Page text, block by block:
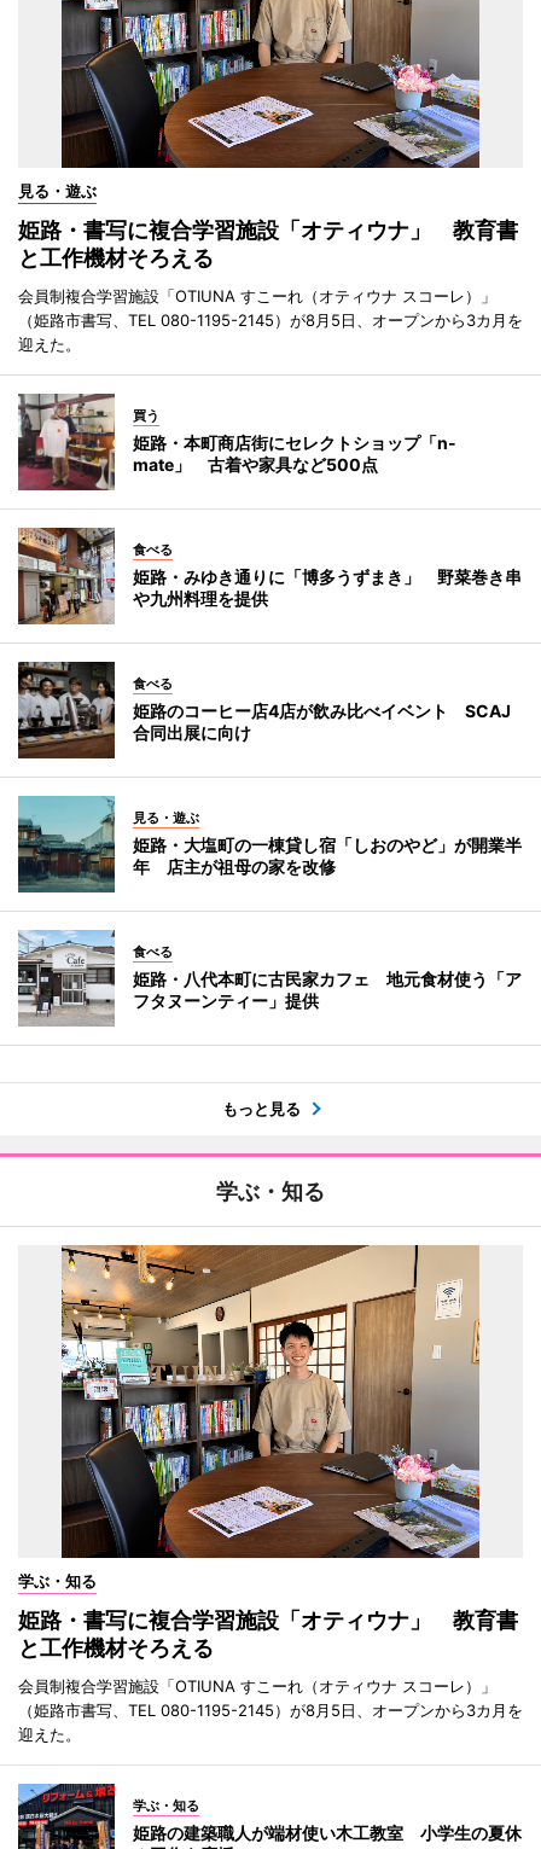
見る・遊ぶ
姫路・書写に複合学習施設「オティウナ」 教育書
と工作機材そろえる
会員制複合学習施設「OTIUNA すこーれ（オティウナ スコーレ）」
（姫路市書写、TEL 080-1195-2145）が8月5日、オープンから3カ月を
迎えた。
買う
姫路・本町商店街にセレクトショップ「n-
mate」 古着や家具など500点
食べる
姫路・みゆき通りに「博多うずまき」 野菜巻き串
や九州料理を提供
食べる
姫路のコーヒー店4店が飲み比べイベント SCAJ
合同出展に向け
見る・遊ぶ
姫路・大塩町の一棟貸し宿「しおのやど」が開業半
年 店主が祖母の家を改修
食べる
姫路・八代本町に古民家カフェ 地元食材使う「ア
フタヌーンティー」提供
もっと見る
学ぶ・知る
学ぶ・知る
姫路・書写に複合学習施設「オティウナ」 教育書
と工作機材そろえる
会員制複合学習施設「OTIUNA すこーれ（オティウナ スコーレ）」
（姫路市書写、TEL 080-1195-2145）が8月5日、オープンから3カ月を
迎えた。
学ぶ・知る
姫路の建築職人が端材使い木工教室 小学生の夏休